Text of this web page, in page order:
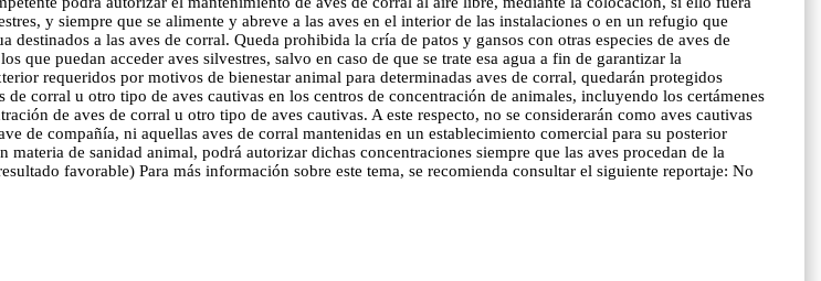
y siempre que se alimente y abreve a las aves en el interior de las instalaciones o en un refugio que
a las aves de corral. Queda prohibida la cría de patos y gansos con otras especies de aves de
que puedan acceder aves silvestres, salvo en caso de que se trate esa agua a fin de garantizar la
requeridos por motivos de bienestar animal para determinadas aves de corral, quedarán protegidos
corral u otro tipo de aves cautivas en los centros de concentración de animales, incluyendo los certámenes
de aves de corral u otro tipo de aves cautivas. A este respecto, no se considerarán como aves cautivas
de compañía, ni aquellas aves de corral mantenidas en un establecimiento comercial para su posterior
de sanidad animal, podrá autorizar dichas concentraciones siempre que las aves procedan de la
favorable) Para más información sobre este tema, se recomienda consultar el siguiente reportaje: No